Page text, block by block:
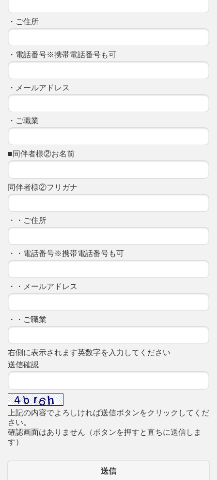
・ご住所
・電話番号※携帯電話番号も可
・メールアドレス
・ご職業
■同伴者様②お名前
同伴者様②フリガナ
・・ご住所
・・電話番号※携帯電話番号も可
・・メールアドレス
・・ご職業
右側に表示されます英数字を入力してください
送信確認
上記の内容でよろしければ送信ボタンをクリックしてくだ
さい。
確認画面はありません（ボタンを押すと直ちに送信しま
す）
送信